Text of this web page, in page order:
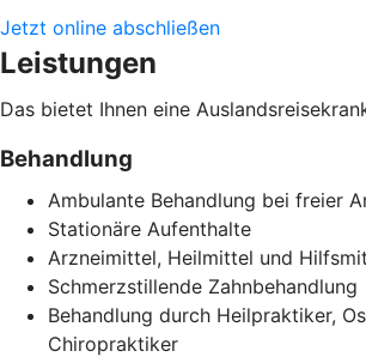
Jetzt online abschließen
Leistungen
Das bietet Ihnen eine
Behandlung
Ambulante Behandlung bei freier
Stationäre Aufenthalte
Arzneimittel, Heilmittel und
Schmerzstillende Zahnbehandlung
Behandlung durch Heilpraktiker,
Chiropraktiker